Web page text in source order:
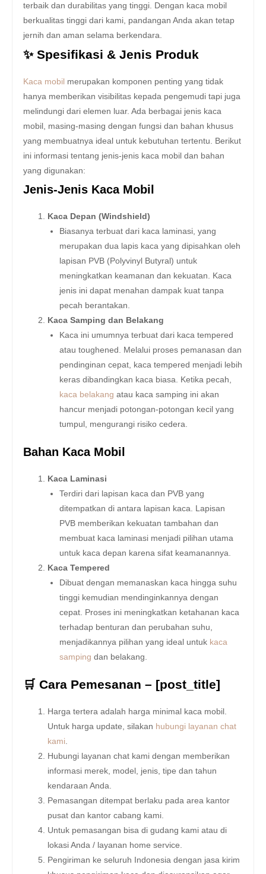
terbaik dan durabilitas yang tinggi. Dengan kaca mobil
berkualitas tinggi dari kami, pandangan Anda akan tetap
jernih dan aman selama berkendara.
✨ Spesifikasi & Jenis Produk
Kaca mobil merupakan komponen penting yang tidak
hanya memberikan visibilitas kepada pengemudi tapi juga
melindungi dari elemen luar. Ada berbagai jenis kaca
mobil, masing-masing dengan fungsi dan bahan khusus
yang membuatnya ideal untuk kebutuhan tertentu. Berikut
ini informasi tentang jenis-jenis kaca mobil dan bahan
yang digunakan:
Jenis-Jenis Kaca Mobil
Kaca Depan (Windshield)
Biasanya terbuat dari kaca laminasi, yang
merupakan dua lapis kaca yang dipisahkan oleh
lapisan PVB (Polyvinyl Butyral) untuk
meningkatkan keamanan dan kekuatan. Kaca
jenis ini dapat menahan dampak kuat tanpa
pecah berantakan.
Kaca Samping dan Belakang
Kaca ini umumnya terbuat dari kaca tempered
atau toughened. Melalui proses pemanasan dan
pendinginan cepat, kaca tempered menjadi lebih
keras dibandingkan kaca biasa. Ketika pecah,
kaca belakang atau kaca samping ini akan
hancur menjadi potongan-potongan kecil yang
tumpul, mengurangi risiko cedera.
Bahan Kaca Mobil
Kaca Laminasi
Terdiri dari lapisan kaca dan PVB yang
ditempatkan di antara lapisan kaca. Lapisan
PVB memberikan kekuatan tambahan dan
membuat kaca laminasi menjadi pilihan utama
untuk kaca depan karena sifat keamanannya.
Kaca Tempered
Dibuat dengan memanaskan kaca hingga suhu
tinggi kemudian mendinginkannya dengan
cepat. Proses ini meningkatkan ketahanan kaca
terhadap benturan dan perubahan suhu,
menjadikannya pilihan yang ideal untuk kaca
samping dan belakang.
🛒 Cara Pemesanan – [post_title]
Harga tertera adalah harga minimal kaca mobil.
Untuk harga update, silakan hubungi layanan chat
kami
Hubungi layanan chat kami dengan memberikan
informasi merek, model, jenis, tipe dan tahun
kendaraan Anda.
Pemasangan ditempat berlaku pada area kantor
pusat dan kantor cabang kami.
Untuk pemasangan bisa di gudang kami atau di
lokasi Anda / layanan home service.
Pengiriman ke seluruh Indonesia dengan jasa kirim